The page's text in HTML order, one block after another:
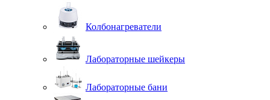
Колбонагреватели
Лабораторные шейкеры
Лабораторные бани